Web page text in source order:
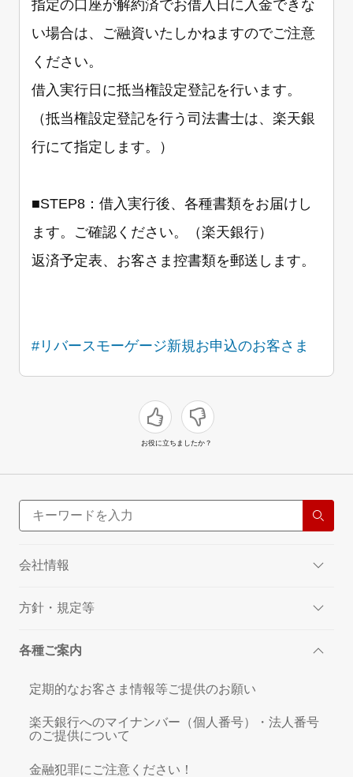
指定の口座が解約済でお借入日に入金できな
い場合は、ご融資いたしかねますのでご注意
ください。
借入実行日に抵当権設定登記を行います。
（抵当権設定登記を行う司法書士は、楽天銀
行にて指定します。）
■STEP8：借入実行後、各種書類をお届けし
ます。ご確認ください。（楽天銀行）
返済予定表、お客さま控書類を郵送します。
#リバースモーゲージ新規お申込のお客さま
お役に立ちましたか？
会社情報
方針・規定等
各種ご案内
定期的なお客さま情報等ご提供のお願い
楽天銀行へのマイナンバー（個人番号）・法人番号
のご提供について
金融犯罪にご注意ください！